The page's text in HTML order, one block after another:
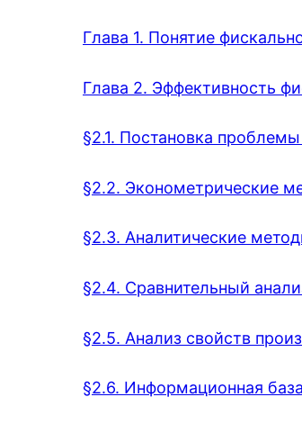
Глава 1. Понятие
Глава 2. Эффективность
§2.1. Постановка
§2.2. Эконометрические
§2.3. Аналитические
§2.4. Сравнительный
§2.5. Анализ свойств
§2.6. Информационная